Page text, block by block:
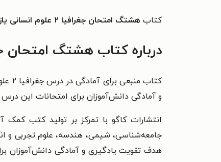
کتاب هشتگ امتحان جغرافیا ۲ علوم انسانی یازدهم
درباره کتاب هشتگ امتحان جغرافیا ۲ علوم
و آمادگی دانش‌آموزان برای امتحانات این
انتشارات کاگو با تمرکز بر تولید کتب
جامعه‌شناسی، شیمی، هندسه، علوم تجربی و
هدف تقویت یادگیری و آمادگی دانش‌آموزان